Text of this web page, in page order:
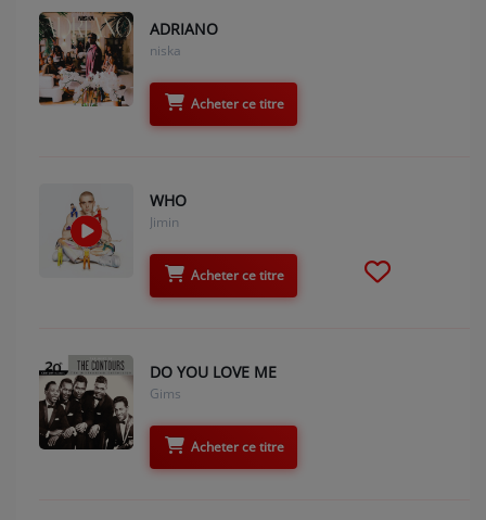
ADRIANO
niska
Acheter ce titre
WHO
Jimin
Acheter ce titre
DO YOU LOVE ME
Gims
Acheter ce titre